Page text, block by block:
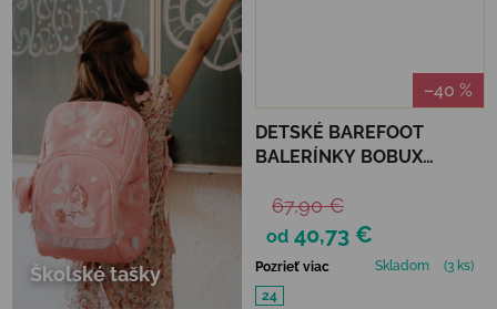
Školské tašky
–40 %
DETSKÉ BAREFOOT
BALERÍNKY BOBUX
od 40,73 €
67,90 €
Pozrieť viac Skladom
(3 ks)
24